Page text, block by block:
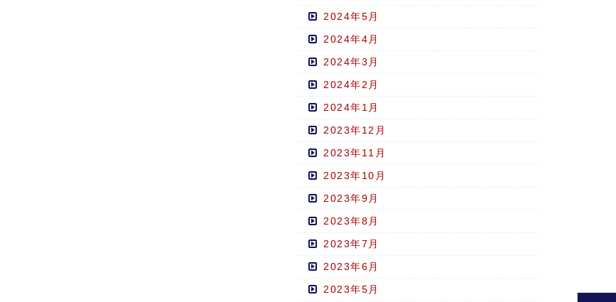
2024年5月
2024年4月
2024年3月
2024年2月
2024年1月
2023年12月
2023年11月
2023年10月
2023年9月
2023年8月
2023年7月
2023年6月
2023年5月